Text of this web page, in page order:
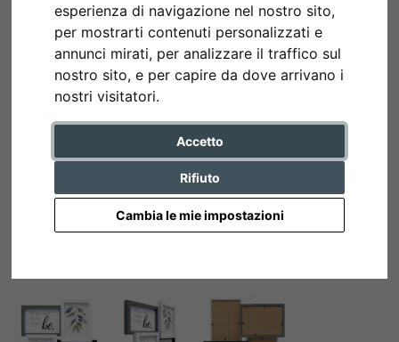
esperienza di navigazione nel nostro sito,
per mostrarti contenuti personalizzati e
annunci mirati, per analizzare il traffico sul
nostro sito, e per capire da dove arrivano i
nostri visitatori.
Accetto
Rifiuto
Cambia le mie impostazioni
Indietro